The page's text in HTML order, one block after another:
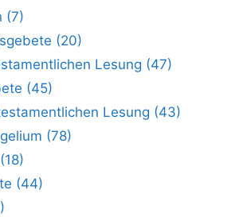
(7)
(20)
Lesung (47)
(45)
Lesung (43)
(78)
(44)